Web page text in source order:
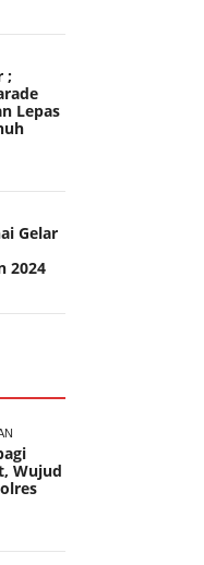
;
Lepas
Gelar
2024
Wujud